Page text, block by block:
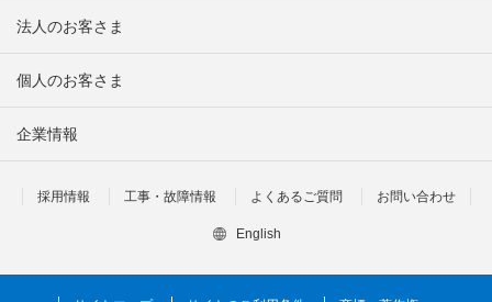
法人のお客さま
個人のお客さま
企業情報
採用情報 工事・故障情報 よくあるご質問 お問い合わせ
English